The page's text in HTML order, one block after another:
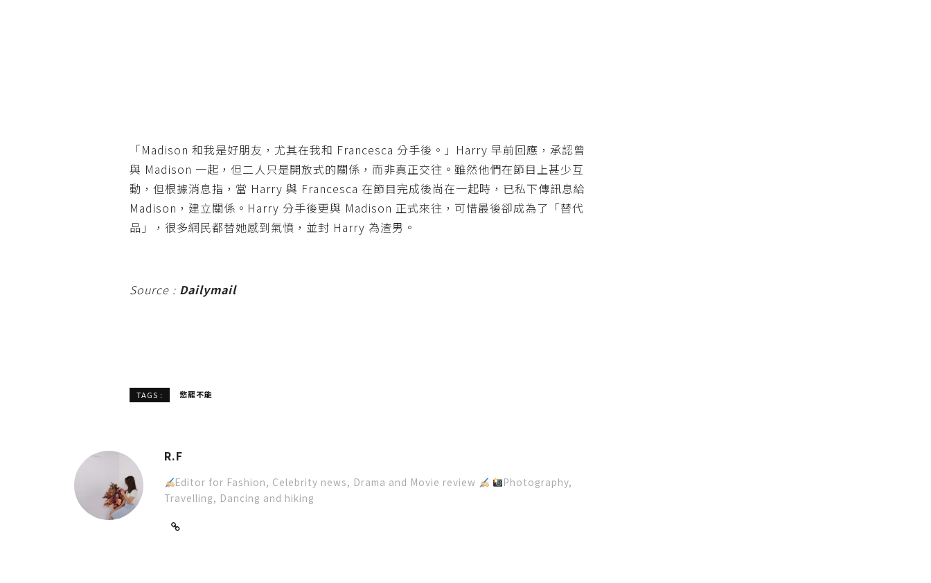
「Madison 和我是好朋友，尤其在我和 Francesca 分手後。」Harry 早前回應，承認曾
與 Madison 一起，但二人只是開放式的關係，而非真正交往。雖然他們在節目上甚少互
動，但根據消息指，當 Harry 與 Francesca 在節目完成後尚在一起時，已私下傳訊息給
Madison，建立關係。Harry 分手後更與 Madison 正式來往，可惜最後卻成為了「替代
品」，很多網民都替她感到氣憤，並封 Harry 為渣男。
Source : Dailymail
TAGS : 慾罷不能
R.F
Editor for Fashion, Celebrity news, Drama and Movie review
Photography,
Travelling, Dancing and hiking